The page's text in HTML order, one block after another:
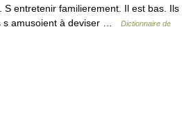
entretenir familierement. Il est bas. Ils
s amusoient à deviser …
Dictionnaire de